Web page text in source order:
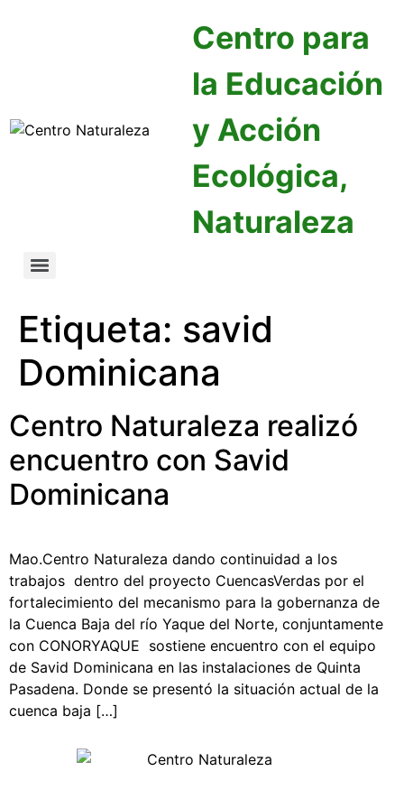
Centro para
la Educación
y Acción
Ecológica,
Naturaleza
Etiqueta: savid
Dominicana
Centro Naturaleza realizó
encuentro con Savid
Dominicana
Mao.Centro Naturaleza dando continuidad a los
trabajos dentro del proyecto CuencasVerdas por el
fortalecimiento del mecanismo para la gobernanza de
la Cuenca Baja del río Yaque del Norte, conjuntamente
con CONORYAQUE sostiene encuentro con el equipo
de Savid Dominicana en las instalaciones de Quinta
Pasadena. Donde se presentó la situación actual de la
cuenca baja […]